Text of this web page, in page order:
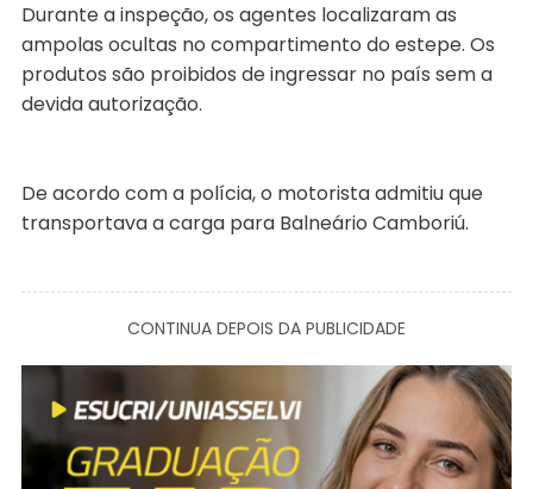
Durante a inspeção, os agentes localizaram as
ampolas ocultas no compartimento do estepe. Os
produtos são proibidos de ingressar no país sem a
devida autorização.
De acordo com a polícia, o motorista admitiu que
transportava a carga para Balneário Camboriú.
CONTINUA DEPOIS DA PUBLICIDADE